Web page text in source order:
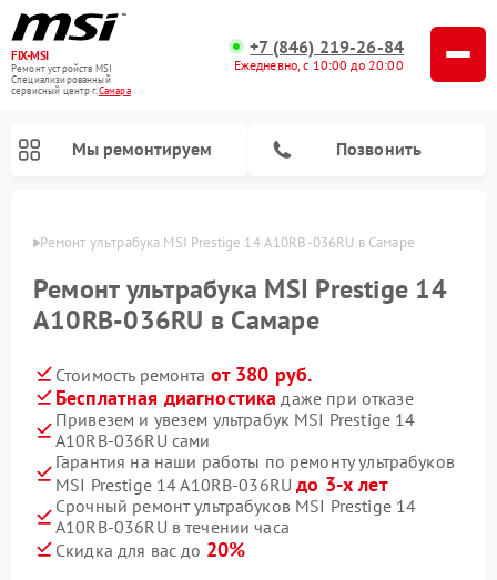
FIX-MSI
Ремонт устройств MSI
Специализированный
cервисный центр г.Самара
+7 (846) 219-26-84
Ежедневно, с 10:00 до 20:00
Мы ремонтируем Позвонить
Ремонт ультрабука MSI Prestige 14 A10RB-036RU в Самаре
Ремонт ультрабука MSI Prestige 14
A10RB-036RU в Самаре
Стоимость ремонта от 380 руб.
Бесплатная диагностика даже при отказе
Привезем и увезем ультрабук MSI Prestige 14
A10RB-036RU сами
Гарантия на наши работы по ремонту ультрабуков
MSI Prestige 14 A10RB-036RUдо 3-х лет
Срочный ремонт ультрабуков MSI Prestige 14
A10RB-036RU в течении часа
Скидка для вас до 20%